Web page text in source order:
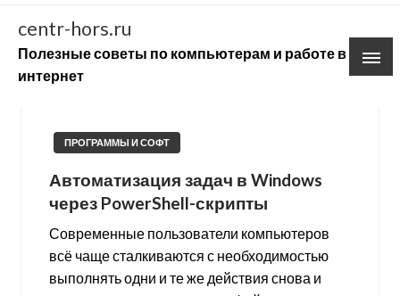
Skip
content
centr-hors.ru
Полезные советы по компьютерам и работе в
интернет
ПРОГРАММЫ И СОФТ
Автоматизация задач в Windows
через PowerShell-скрипты
Современные пользователи компьютеров
всё чаще сталкиваются с необходимостью
выполнять одни и те же действия снова и